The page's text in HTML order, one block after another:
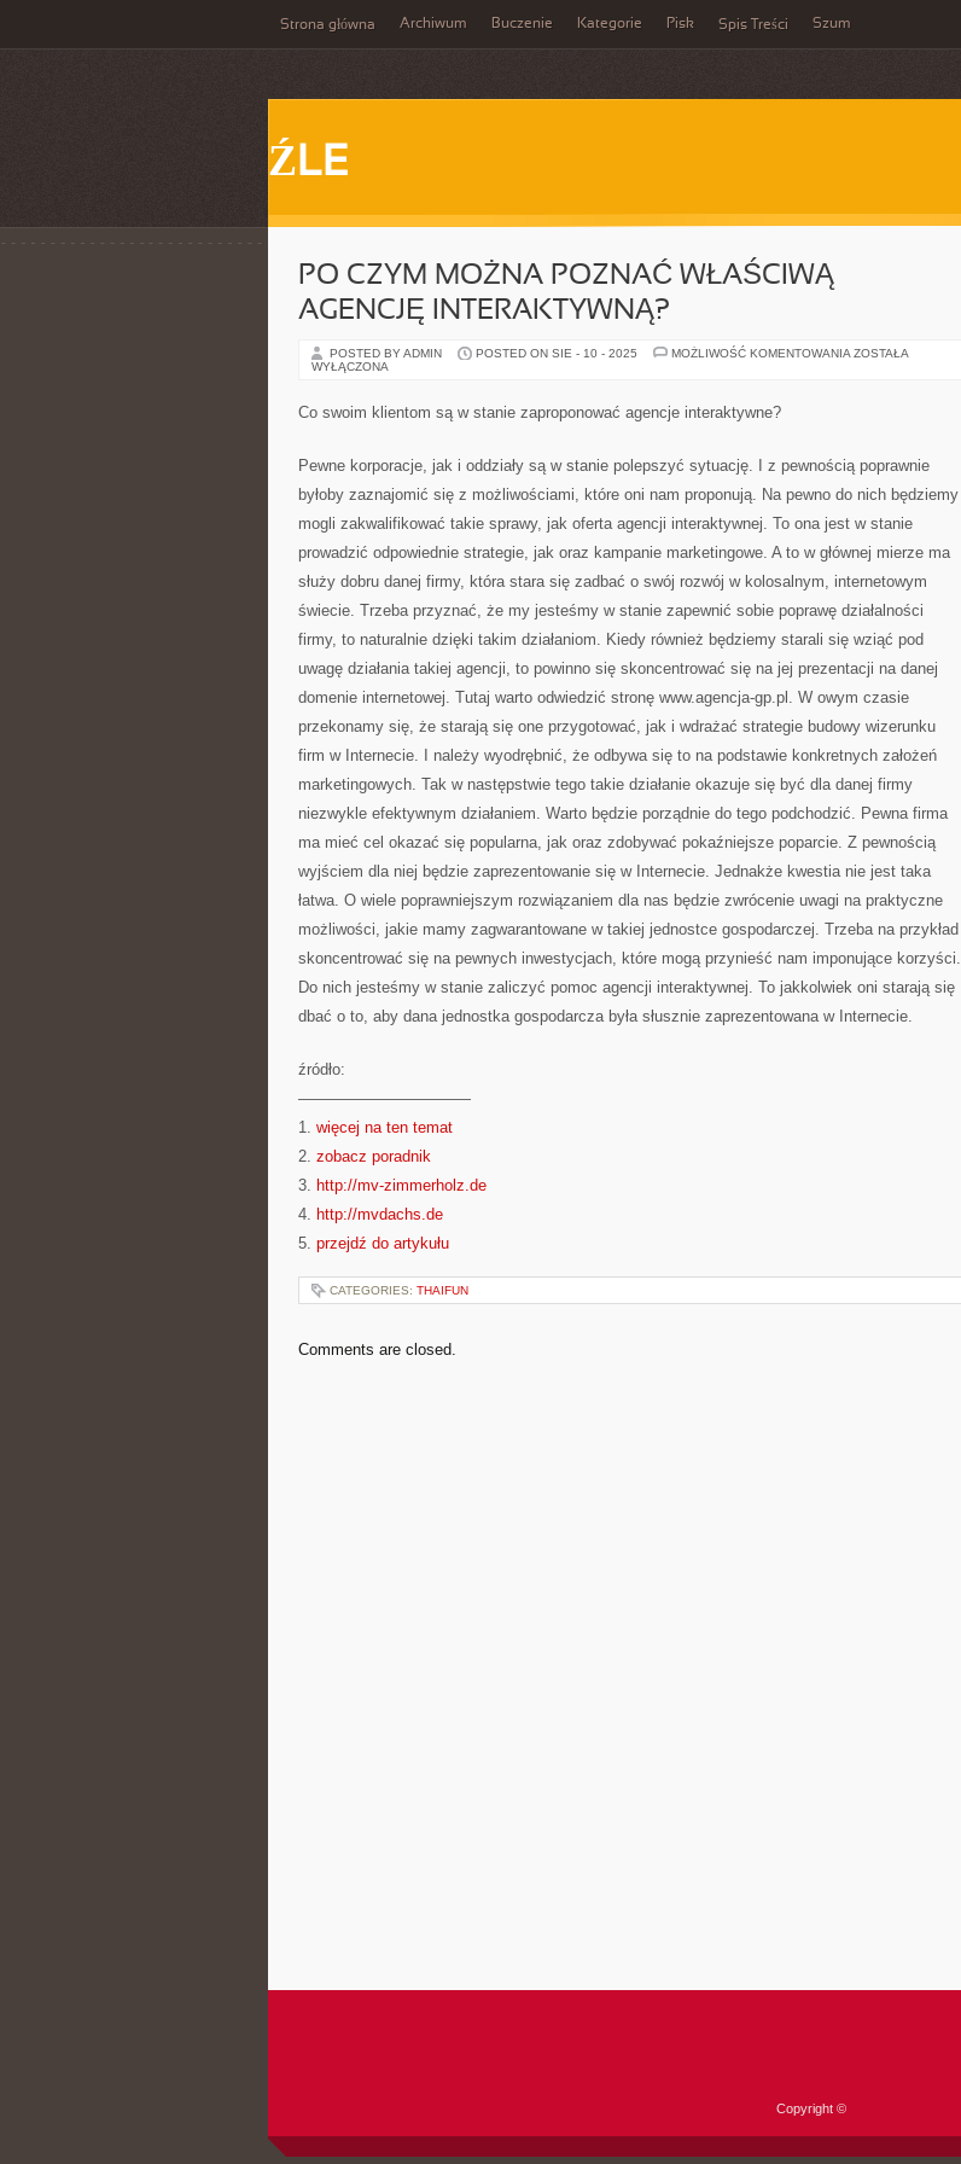
Strona główna Archiwum Buczenie Kategorie Pisk Spis Treści Szum
ŹLE
PO CZYM MOŻNA POZNAĆ WŁAŚCIWĄ
AGENCJĘ INTERAKTYWNĄ?
POSTED BY ADMIN POSTED ON SIE - 10 - 2025 MOŻLIWOŚĆ KOMENTOWANIA PO
ZOSTAŁA
WYŁĄCZONA
Co swoim klientom są w stanie zaproponować agencje interaktywne?
Pewne korporacje, jak i oddziały są w stanie polepszyć sytuację. I z pewnością poprawnie
byłoby zaznajomić się z możliwościami, które oni nam proponują. Na pewno do nich będziemy
mogli zakwalifikować takie sprawy, jak oferta agencji interaktywnej. To ona jest w stanie
prowadzić odpowiednie strategie, jak oraz kampanie marketingowe. A to w głównej mierze ma
służy dobru danej firmy, która stara się zadbać o swój rozwój w kolosalnym, internetowym
świecie. Trzeba przyznać, że my jesteśmy w stanie zapewnić sobie poprawę działalności
firmy, to naturalnie dzięki takim działaniom. Kiedy również będziemy starali się wziąć pod
uwagę działania takiej agencji, to powinno się skoncentrować się na jej prezentacji na danej
domenie internetowej. Tutaj warto odwiedzić stronę www.agencja-gp.pl. W owym czasie
przekonamy się, że starają się one przygotować, jak i wdrażać strategie budowy wizerunku
firm w Internecie. I należy wyodrębnić, że odbywa się to na podstawie konkretnych założeń
marketingowych. Tak w następstwie tego takie działanie okazuje się być dla danej firmy
niezwykle efektywnym działaniem. Warto będzie porządnie do tego podchodzić. Pewna firma
ma mieć cel okazać się popularna, jak oraz zdobywać pokaźniejsze poparcie. Z pewnością
wyjściem dla niej będzie zaprezentowanie się w Internecie. Jednakże kwestia nie jest taka
łatwa. O wiele poprawniejszym rozwiązaniem dla nas będzie zwrócenie uwagi na praktyczne
możliwości, jakie mamy zagwarantowane w takiej jednostce gospodarczej. Trzeba na przykład
skoncentrować się na pewnych inwestycjach, które mogą przynieść nam imponujące korzyści.
Do nich jesteśmy w stanie zaliczyć pomoc agencji interaktywnej. To jakkolwiek oni starają się
dbać o to, aby dana jednostka gospodarcza była słusznie zaprezentowana w Internecie.
źródło:
———————————
1. więcej na ten temat
2. zobacz poradnik
3. http://mv-zimmerholz.de
4. http://mvdachs.de
5. przejdź do artykułu
CATEGORIES: THAIFUN
Comments are closed.
Copyright ©